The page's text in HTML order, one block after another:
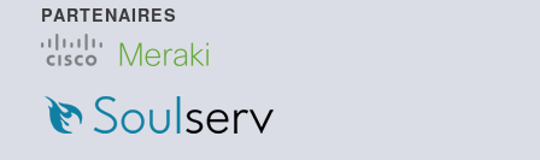
PARTENAIRES